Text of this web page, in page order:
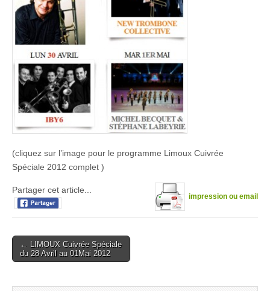
(cliquez sur l’image pour le programme Limoux Cuivrée
Spéciale 2012 complet )
impression ou email
Partager cet article...
Post
navigation
← LIMOUX Cuivrée Spéciale
du 28 Avril au 01Mai 2012